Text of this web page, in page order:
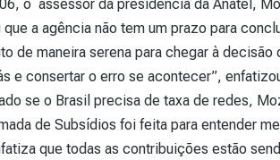
o assessor da presidência da Anatel,
a agência não tem um prazo para
de maneira serena para chegar à
e consertar o erro se acontecer”,
se o Brasil precisa de taxa de redes,
de Subsídios foi feita para entender
que todas as contribuições estão
8